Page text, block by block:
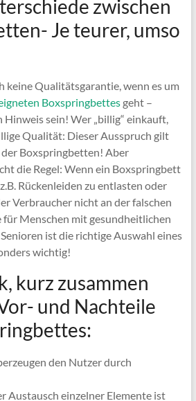
zwischen
Je teurer, umso
keine Qualitätsgarantie, wenn es um
Boxspringbettesgeht –
Hinweis sein! Wer „billig“ einkauft,
Qualität: Dieser Ausspruch gilt
Boxspringbetten! Aber
die Regel: Wenn ein Boxspringbett
Rückenleiden zu entlasten oder
Verbraucher nicht an der falschen
für Menschen mit gesundheitlichen
ist die richtige Auswahl eines
wichtig!
kurz zusammen
und Nachteile
den Nutzer durch
Austausch einzelner Elemente ist